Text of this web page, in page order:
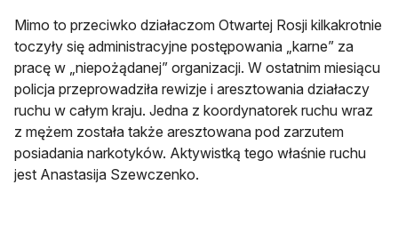
Mimo to przeciwko działaczom Otwartej Rosji kilkakrotnie
toczyły się administracyjne postępowania „karne” za
pracę w „niepożądanej” organizacji. W ostatnim miesiącu
policja przeprowadziła rewizje i aresztowania działaczy
ruchu w całym kraju. Jedna z koordynatorek ruchu wraz
z mężem została także aresztowana pod zarzutem
posiadania narkotyków. Aktywistką tego właśnie ruchu
jest Anastasija Szewczenko.